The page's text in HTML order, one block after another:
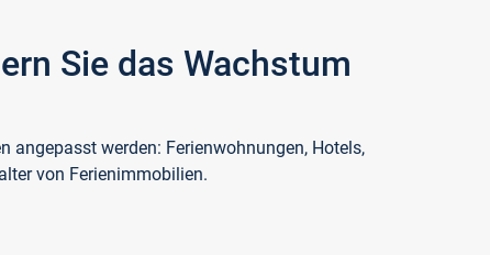
Sie das Wachstum
angepasst werden: Ferienwohnungen, Hotels,
von Ferienimmobilien.